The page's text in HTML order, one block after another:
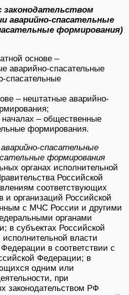
аварийно-спасательные
формирования)
основе –
аварийно-спасательные
спасательные
– нештатные аварийно-
– общественные
формирования.
спасательные
формирования
органах исполнительной
Российской
соответствующих
и организаций Российской
с МЧС России и другими
органами
в субъектах Российской
власти
в соответствии с
Федерации; в
одним или
при
законодательством РФ